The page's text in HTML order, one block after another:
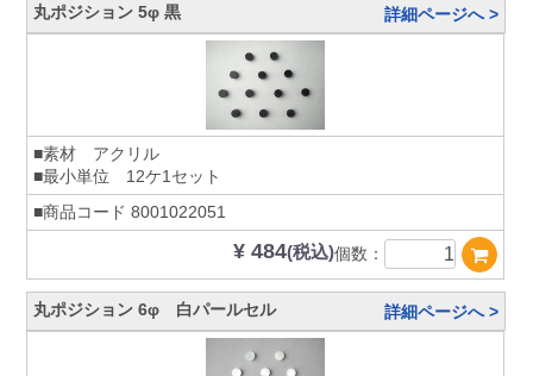
丸ポジション 5φ 黒 詳細ページへ >
■素材 アクリル
■最小単位 12ケ1セット
■商品コード 8001022051
¥ 484(税込)個数：
丸ポジション 6φ 白パールセル 詳細ページへ >